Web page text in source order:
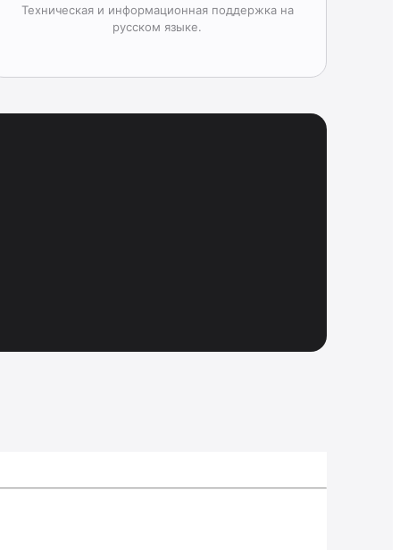
Техническая и информационная поддержка на
русском языке.